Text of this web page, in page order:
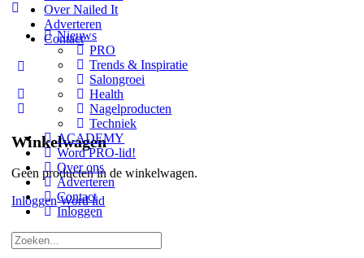
Over Nailed It
Adverteren
Contact
options
Winkelwagen
Geen producten in de winkelwagen.
Inloggen Word lid
Nieuws
PRO
Trends & Inspiratie
Salongroei
Health
Nagelproducten
Techniek
ACADEMY
Word PRO-lid!
Over ons
Adverteren
Contact
Inloggen
Zoeken
naar: